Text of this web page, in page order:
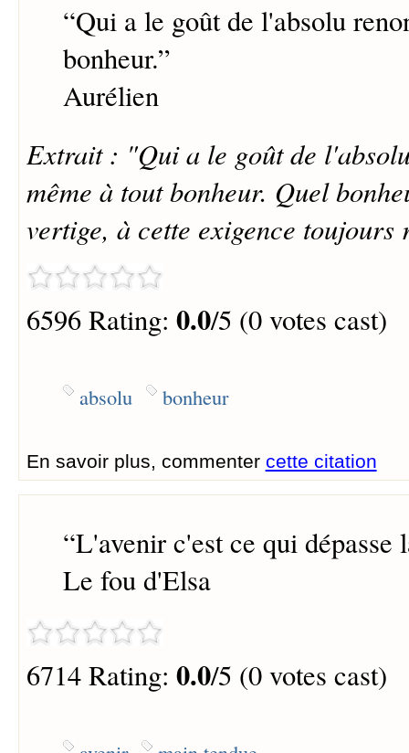
“Qui a le goût de l'absolu
bonheur.”
Aurélien
Extrait : "Qui a le goût de
même à tout bonheur. Quel
vertige, à cette exigence toujours
6596 Rating: 0.0/5 (0 votes cast)
absolu bonheur
En savoir plus, commenter cette citation
“L'avenir c'est ce qui dépasse
Le fou d'Elsa
6714 Rating: 0.0/5 (0 votes cast)